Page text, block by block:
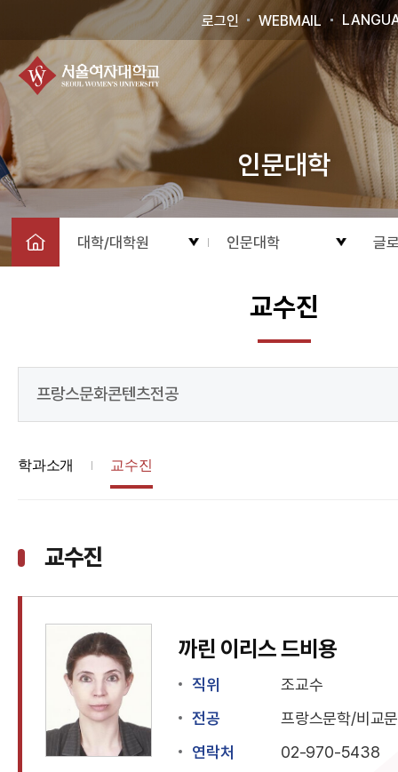
인문대학
로그인 WEBMAIL
대학/대학원 인문대학 글
교수진
프랑스문화콘텐츠전공
학과소개 교수진
교수진
까린 이리스 드비용
직위
조교수
전공
프랑스문학/비교
연락처
02-970-5438